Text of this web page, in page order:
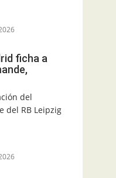
ficha a
del
del RB Leipzig